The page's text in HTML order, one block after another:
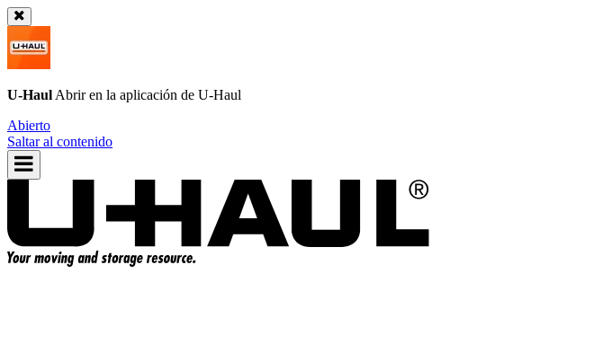
U-Haul Abrir en la aplicación de U-Haul
Abierto
Saltar al contenido